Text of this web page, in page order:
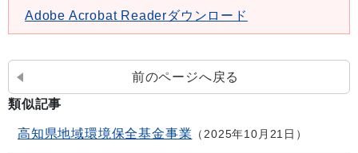
Adobe Acrobat Readerダウンロード
前のページへ戻る
類似記事
高知県地域環境保全基金事業 2025年10月21日